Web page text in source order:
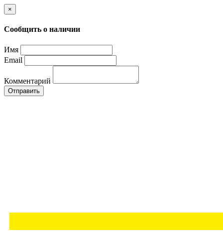
×
Сообщить о наличии
Имя
Email
Комментарий
Отправить